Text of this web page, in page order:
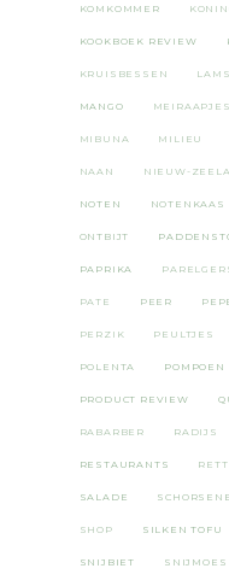
KOMKOMMER
KOOKBOEK REVIEW
KRUISBESSEN
MANGO MEIRAAPJES
MIBUNA MILIEU
NAAN NIEUW-
NOTEN NOTENKAAS
ONTBIJT
PAPRIKA
PATE PEER
PERZIK PEULTJES
POLENTA POMPOEN
PRODUCT REVIEW
RABARBER RADIJS
RESTAURANTS
SALADE
SHOP SILKEN TOFU
SNIJBIET SNIJMOES